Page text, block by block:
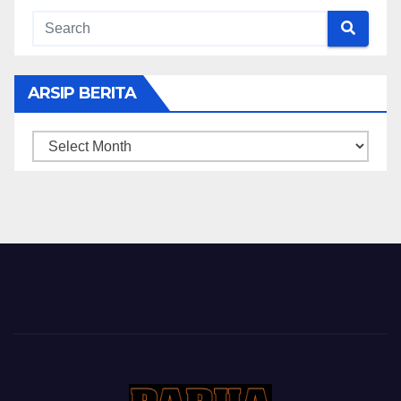
ARSIP BERITA
ARSIP